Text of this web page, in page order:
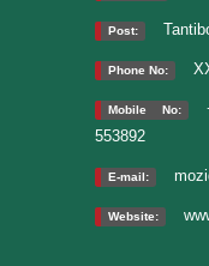
Post:
Phone No:
Mobile No:
553892
E-mail:
Website: